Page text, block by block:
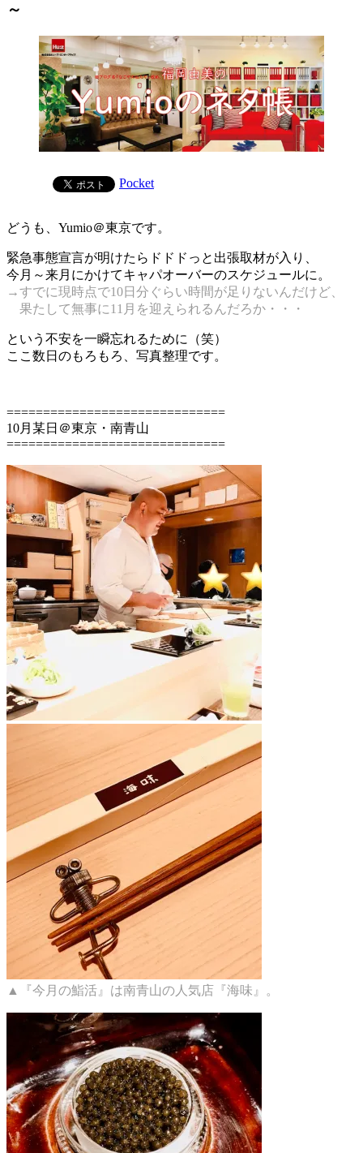
～
Pocket
どうも、Yumio＠東京です。
緊急事態宣言が明けたらドドドっと出張取材が入り、
今月～来月にかけてキャパオーバーのスケジュールに。
→すでに現時点で10日分ぐらい時間が足りないんだけど、
果たして無事に11月を迎えられるんだろか・・・
という不安を一瞬忘れるために（笑）
ここ数日のもろもろ、写真整理です。
==============================
10月某日＠東京・南青山
==============================
▲『今月の鮨活』は南青山の人気店『海味』。